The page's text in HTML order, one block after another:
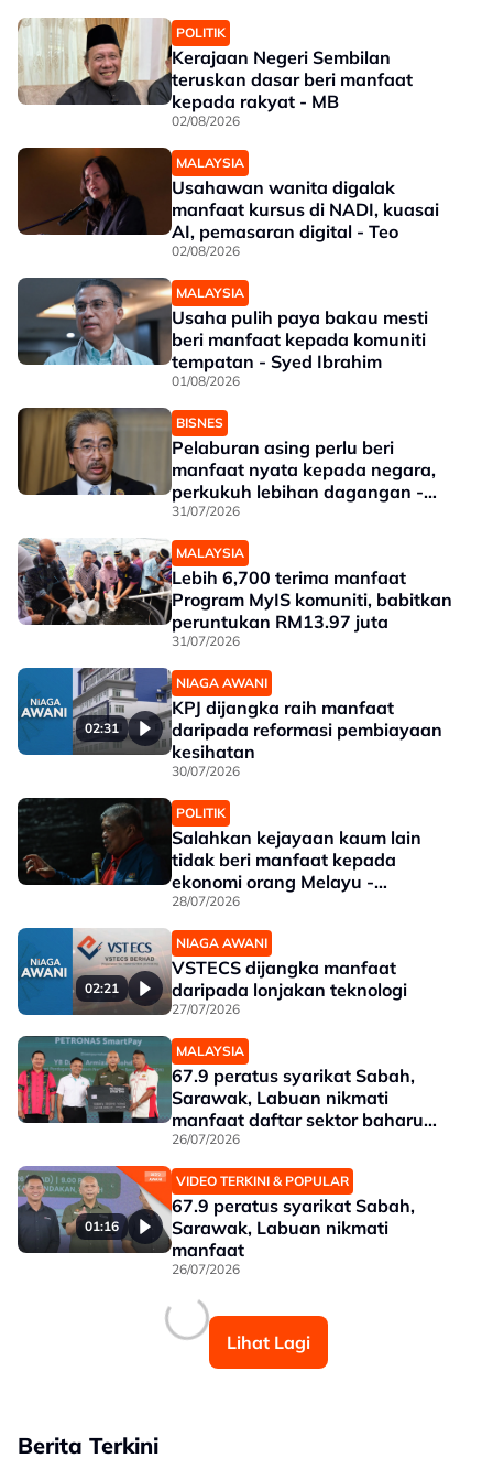
POLITIK
Kerajaan Negeri Sembilan
teruskan dasar beri manfaat
kepada rakyat - MB
02/08/2026
MALAYSIA
Usahawan wanita digalak
manfaat kursus di NADI, kuasai
AI, pemasaran digital - Teo
02/08/2026
MALAYSIA
Usaha pulih paya bakau mesti
beri manfaat kepada komuniti
tempatan - Syed Ibrahim
01/08/2026
BISNES
Pelaburan asing perlu beri
manfaat nyata kepada negara,
perkukuh lebihan dagangan -
Johari
31/07/2026
MALAYSIA
Lebih 6,700 terima manfaat
Program MyIS komuniti, babitkan
peruntukan RM13.97 juta
31/07/2026
02:31
NIAGA AWANI
KPJ dijangka raih manfaat
daripada reformasi pembiayaan
kesihatan
30/07/2026
POLITIK
Salahkan kejayaan kaum lain
tidak beri manfaat kepada
ekonomi orang Melayu -
Mohamad
28/07/2026
02:21
NIAGA AWANI
VSTECS dijangka manfaat
daripada lonjakan teknologi
27/07/2026
MALAYSIA
67.9 peratus syarikat Sabah,
Sarawak, Labuan nikmati
manfaat daftar sektor baharu
SKDS
26/07/2026
01:16
VIDEO TERKINI & POPULAR
67.9 peratus syarikat Sabah,
Sarawak, Labuan nikmati
manfaat
26/07/2026
Lihat Lagi
Berita Terkini